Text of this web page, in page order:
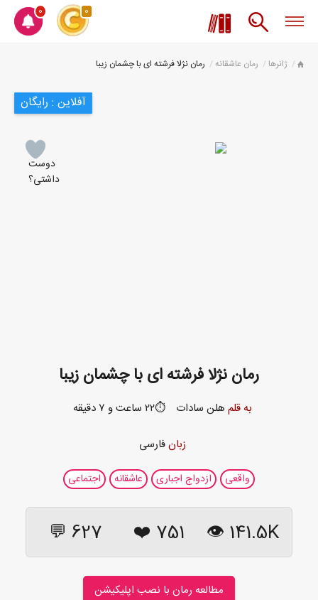
0 0
ژانرها رمان عاشقانه رمان نژلا فرشته ای با چشمان زیبا
آفلاین : رایگان
دوست
داشتی؟
رمان نژلا فرشته ای با چشمان زیبا
به قلم هلن سادات ⏱️۲۲ ساعت و ۷ دقیقه
زبانفارسی
واقعی ازدواج اجباری عاشقانه اجتماعی
141.5K 👁
751
❤️
627 💬
مطالعه رمان با نصب اپلیکیشن